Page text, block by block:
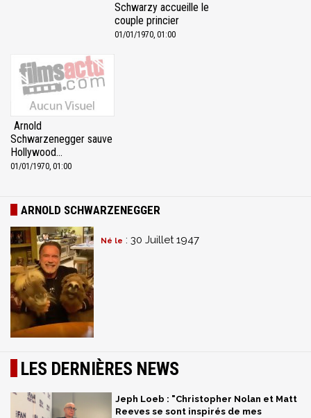
Schwarzy accueille le
couple princier
01/01/1970, 01:00
Arnold
Schwarzenegger sauve
Hollywood…
01/01/1970, 01:00
ARNOLD SCHWARZENEGGER
Né le : 30 Juillet 1947
LES DERNIÈRES NEWS
Jeph Loeb : "Christopher Nolan et Matt
Reeves se sont inspirés de mes